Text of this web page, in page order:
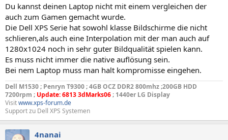
Du kannst deinen Laptop nicht mit einem vergleichen der
auch zum Gamen gemacht wurde.
Die Dell XPS Serie hat sowohl klasse Bildschirme die nicht
schlieren,als auch eine Interpolation mit der man auch auf
1280x1024 noch in sehr guter Bildqualität spielen kann.
Es muss nicht immer die native auflösung sein.
Bei nem Laptop muss man halt kompromisse eingehen.
Dell M1530 ; Penryn T9300 ; 4GB OCZ DDR2 800mhz ;200GB HDD
7200rpm ; Update: 6813 3dMarks06; 1440er LG Display
Visitwww.xps-forum.de
Support zu Dell XPS Systemen
4nanai